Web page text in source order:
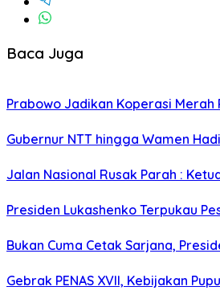
Baca Juga
Prabowo Jadikan Koperasi Merah
Gubernur NTT hingga Wamen
Jalan Nasional Rusak Parah :
Presiden Lukashenko Terpukau
Bukan Cuma Cetak Sarjana,
Gebrak PENAS XVII, Kebijakan